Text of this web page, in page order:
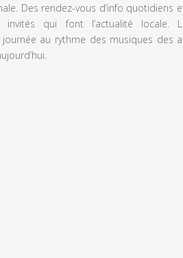
Des rendez-vous d’info quotidiens
qui font l’actualité locale.
au rythme des musiques des